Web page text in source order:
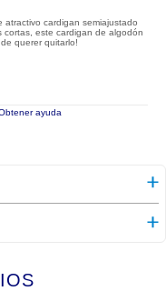
cardigan semiajustado
cortas, este cardigan de algodón
querer quitarlo!
ayuda